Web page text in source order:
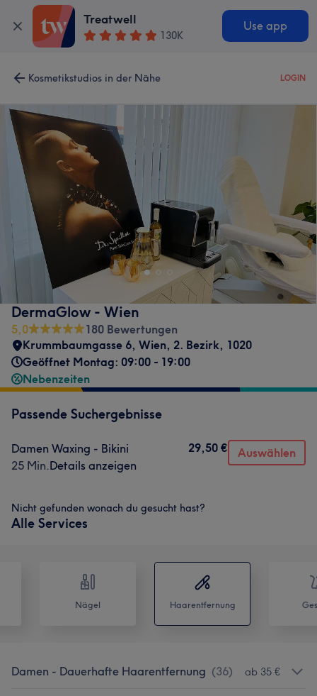
Treatwell
130K
Use app
Kosmetikstudios in der Nähe LOGIN
DermaGlow - Wien
5,0
180 Bewertungen
Krummbaumgasse 6, Wien, 2. Bezirk, 1020
Geöffnet Montag: 09:00 - 19:00
Nebenzeiten
Passende Suchergebnisse
Damen Waxing - Bikini
25 Min.Details anzeigen
29,50 € Auswählen
Nicht gefunden wonach du gesucht hast?
Alle Services
Nägel Haarentfernung
Damen - Dauerhafte Haarentfernung (36) ab 35 €